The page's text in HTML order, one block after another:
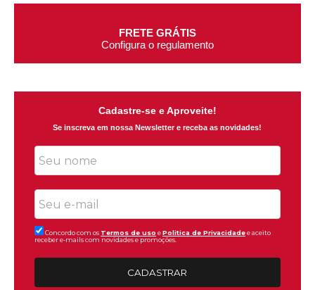
FRETE GRÁTIS
Configura o regulamento
Cadastre-se e Aproveite!
Se inscreva em nossa Newsletter e receba as novidades!
Concordo com os Termos de uso ePolitica de Privacidadee aceito
receber e-mails com novidades e promoções.
CADASTRAR